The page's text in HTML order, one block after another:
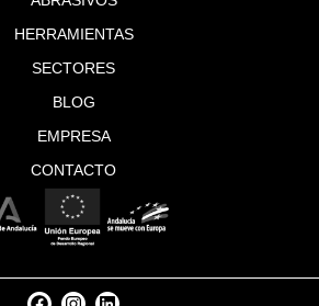
HERRAMIENTAS
SECTORES
BLOG
EMPRESA
CONTACTO
F I L